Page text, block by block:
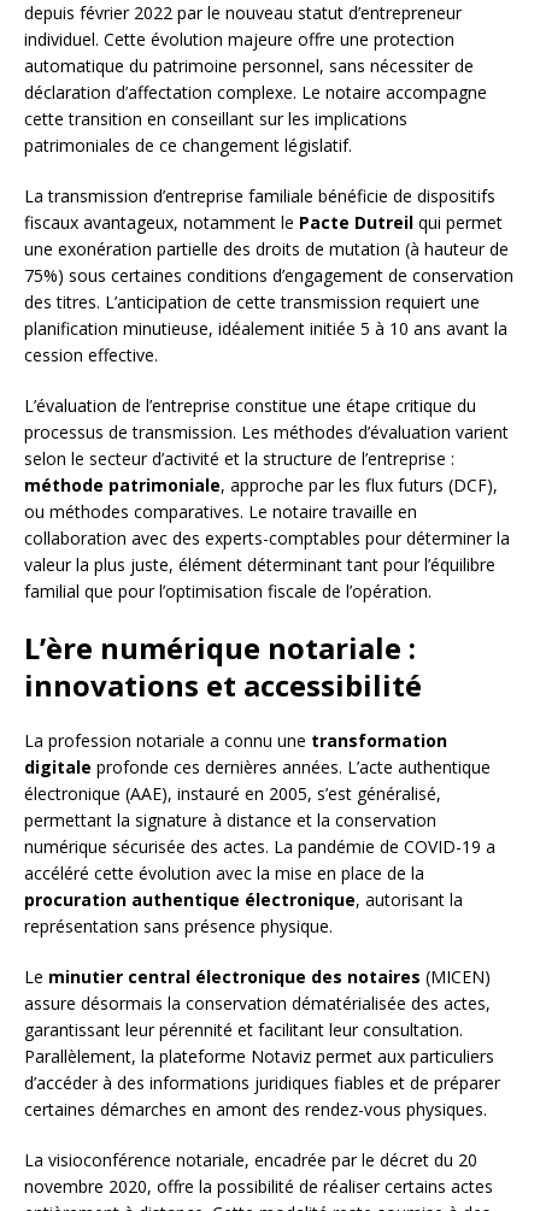
depuis février 2022 par le nouveau statut d’entrepreneur
individuel. Cette évolution majeure offre une protection
automatique du patrimoine personnel, sans nécessiter de
déclaration d’affectation complexe. Le notaire accompagne
cette transition en conseillant sur les implications
patrimoniales de ce changement législatif.
La transmission d’entreprise familiale bénéficie de dispositifs
fiscaux avantageux, notamment le Pacte Dutreil qui permet
une exonération partielle des droits de mutation (à hauteur de
75%) sous certaines conditions d’engagement de conservation
des titres. L’anticipation de cette transmission requiert une
planification minutieuse, idéalement initiée 5 à 10 ans avant la
cession effective.
L’évaluation de l’entreprise constitue une étape critique du
processus de transmission. Les méthodes d’évaluation varient
selon le secteur d’activité et la structure de l’entreprise :
méthode patrimoniale, approche par les flux futurs (DCF),
ou méthodes comparatives. Le notaire travaille en
collaboration avec des experts-comptables pour déterminer la
valeur la plus juste, élément déterminant tant pour l’équilibre
familial que pour l’optimisation fiscale de l’opération.
L’ère numérique notariale :
innovations et accessibilité
La profession notariale a connu une transformation
digitale profonde ces dernières années. L’acte authentique
électronique (AAE), instauré en 2005, s’est généralisé,
permettant la signature à distance et la conservation
numérique sécurisée des actes. La pandémie de COVID-19 a
accéléré cette évolution avec la mise en place de la
procuration authentique électronique, autorisant la
représentation sans présence physique.
Le minutier central électronique des notaires (MICEN)
assure désormais la conservation dématérialisée des actes,
garantissant leur pérennité et facilitant leur consultation.
Parallèlement, la plateforme Notaviz permet aux particuliers
d’accéder à des informations juridiques fiables et de préparer
certaines démarches en amont des rendez-vous physiques.
La visioconférence notariale, encadrée par le décret du 20
novembre 2020, offre la possibilité de réaliser certains actes